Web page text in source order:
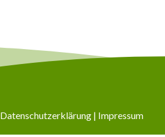
Datenschutzerklärung | Impressum